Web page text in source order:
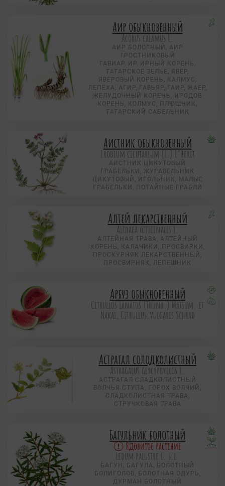
Аир обыкновенный
Acorus calamus L.
АИР БОЛОТНЫЙ, АИР
ТРОСТНИКОВЫЙ
ГАВИАР, ИР, ИРНЫЙ КОРЕНЬ,
ТАТАРСКОЕ ЗЕЛЬЕ, ЯВЕР,
ЯВЕРОВЫЙ КОРЕНЬ, КАЛМУС,
ЛЕПЕХА, АГИР, ГАВЬЯР, ГАИР, ЖАЕР,
ЖЕЛУДОЧНЫЙ КОРЕНЬ, ИРОДОВ
КОРЕНЬ, КОЛМУС, ПЛЮШНИК,
ТАТАРСКИЙ САБЕЛЬНИК
Аистник обыкновенный
Erodium cicutarium (L.) L’Herit
АИСТНИК ЦИКУТОВЫЙ
ГРАБЕЛЬКИ, ЖУРАВЕЛЬНИК
ЦИКУТОВЫЙ, ИГОЛЬНИК, МАЛЫЕ
ГРАБЕЛЬКИ, ПОТАЙНЫЕ ГРАБЛИ
Алтей лекарственный
Althaea officinalis L.
АЛТЕЙНАЯ ТРАВА, АЛТЕЙНЫЙ
КОРЕНЬ, КАЛАЧИКИ, ПРОСВИРКИ,
ПРОСКУРНЯК ЛЕКАРСТВЕННЫЙ,
ПРОСВИРНЯК, ЛЕПЕШНИК
Арбуз обыкновенный
Citrullus lanatus (Thunb.) Matsum. et
Nakai, Citrullus.vulgaris Schrad
Астрагал солодколистный
Astragalus glycyphyllos L.
АСТРАГАЛ СЛАДКОЛИСТНЫЙ
ВОЛЧЬЯ СТУПА, ГОРОХ ВОЛЧИЙ,
СЛАДКОЛИСТНАЯ ТРАВА,
СТРУЧКОВАЯ ТРАВА
Багульник болотный
Ядовитое растение
Ledum palustre L. s.l.
БАГУН, БАГУЛА, БОЛОТНЫЙ
БОЛИГОЛОВ, БОЛОТНАЯ ОДУРЬ,
ДУРМАН БОЛОТНЫЙ